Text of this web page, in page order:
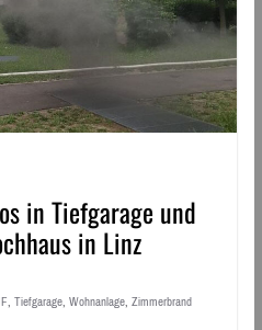
in Tiefgarage und
in Linz
, Tiefgarage, Wohnanlage, Zimmerbrand